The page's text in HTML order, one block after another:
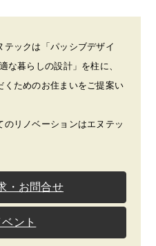
テックは「パッシブデザイ
な暮らしの設計」を柱に、
くためのお住まいをご提案い
リノベーションはエヌテッ
・お問合せ
ベント